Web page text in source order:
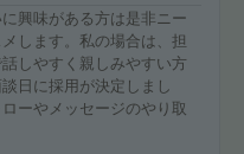
興味がある方は是非ニー
します。私の場合は、担
しやすく親しみやすい方
日に採用が決定しまし
ーやメッセージのやり取